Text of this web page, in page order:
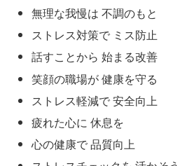
無理な我慢は 不調のもと
ストレス対策で ミス防止
話すことから 始まる改善
笑顔の職場が 健康を守る
ストレス軽減で 安全向上
疲れた心に 休息を
心の健康で 品質向上